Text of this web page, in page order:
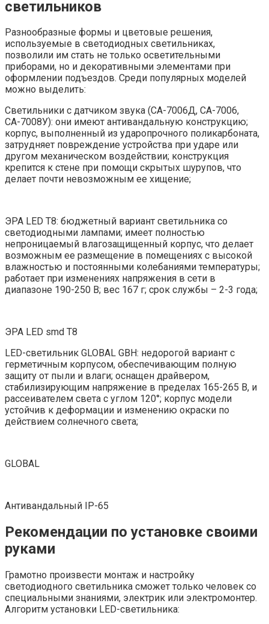
светильников
Разнообразные формы и цветовые решения,
используемые в светодиодных светильниках,
позволили им стать не только осветительными
приборами, но и декоративными элементами при
оформлении подъездов. Среди популярных моделей
можно выделить:
Светильники с датчиком звука (СА-7006Д, СА-7006,
СА-7008У): они имеют антивандальную конструкцию;
корпус, выполненный из ударопрочного поликарбоната,
затрудняет повреждение устройства при ударе или
другом механическом воздействии; конструкция
крепится к стене при помощи скрытых шурупов, что
делает почти невозможным ее хищение;
ЭРА LED T8: бюджетный вариант светильника со
светодиодными лампами; имеет полностью
непроницаемый влагозащищенный корпус, что делает
возможным ее размещение в помещениях с высокой
влажностью и постоянными колебаниями температуры;
работает при изменениях напряжения в сети в
диапазоне 190-250 В; вес 167 г; срок службы – 2-3 года;
ЭРА LED smd T8
LED-светильник GLOBAL GBH: недорогой вариант с
герметичным корпусом, обеспечивающим полную
защиту от пыли и влаги; оснащен драйвером,
стабилизирующим напряжение в пределах 165-265 В, и
рассеивателем света с углом 120°; корпус модели
устойчив к деформации и изменению окраски по
действием солнечного света;
GLOBAL
Антивандальный IP-65
Рекомендации по установке своими
руками
Грамотно произвести монтаж и настройку
светодиодного светильника сможет только человек со
специальными знаниями, электрик или электромонтер.
Алгоритм установки LED-светильника: